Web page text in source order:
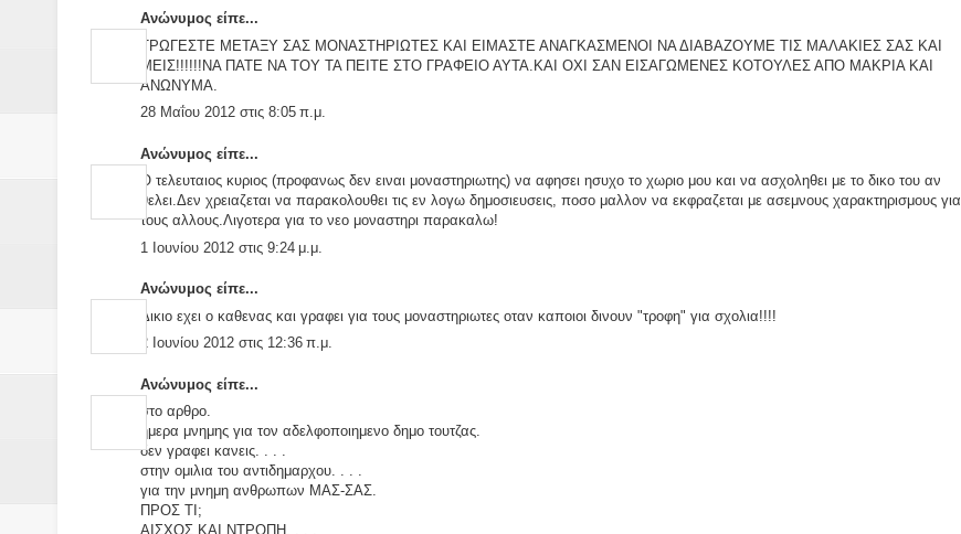
Ανώνυμος είπε...
ΤΡΩΓΕΣΤΕ ΜΕΤΑΞΥ ΣΑΣ ΜΟΝΑΣΤΗΡΙΩΤΕΣ ΚΑΙ ΕΙΜΑΣΤΕ ΑΝΑΓΚΑΣΜΕΝΟΙ ΝΑ ΔΙΑΒΑΖΟΥΜΕ ΤΙΣ ΜΑΛΑΚΙΕΣ ΣΑΣ ΚΑΙ
ΜΕΙΣ!!!!!!ΝΑ ΠΑΤΕ ΝΑ ΤΟΥ ΤΑ ΠΕΙΤΕ ΣΤΟ ΓΡΑΦΕΙΟ ΑΥΤΑ.ΚΑΙ ΟΧΙ ΣΑΝ ΕΙΣΑΓΩΜΕΝΕΣ ΚΟΤΟΥΛΕΣ ΑΠΟ ΜΑΚΡΙΑ ΚΑΙ
ΑΝΩΝΥΜΑ.
28 Μαΐου 2012 στις 8:05 π.μ.
Ανώνυμος είπε...
Ο τελευταιος κυριος (προφανως δεν ειναι μοναστηριωτης) να αφησει ησυχο το χωριο μου και να ασχοληθει με το δικο του αν
θελει.Δεν χρειαζεται να παρακολουθει τις εν λογω δημοσιευσεις, ποσο μαλλον να εκφραζεται με ασεμνους χαρακτηρισμους για
τους αλλους.Λιγοτερα για το νεο μοναστηρι παρακαλω!
1 Ιουνίου 2012 στις 9:24 μ.μ.
Ανώνυμος είπε...
Δικιο εχει ο καθενας και γραφει για τους μοναστηριωτες οταν καποιοι δινουν "τροφη" για σχολια!!!!
2 Ιουνίου 2012 στις 12:36 π.μ.
Ανώνυμος είπε...
στο αρθρο.
ημερα μνημης για τον αδελφοποιημενο δημο τουτζας.
δεν γραφει κανεις. . . .
στην ομιλια του αντιδημαρχου. . . .
για την μνημη ανθρωπων ΜΑΣ-ΣΑΣ.
ΠΡΟΣ ΤΙ;
ΑΙΣΧΟΣ ΚΑΙ ΝΤΡΟΠΗ. . . .